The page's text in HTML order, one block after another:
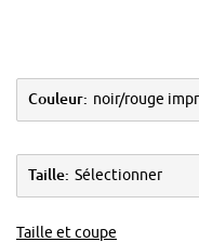
Couleur: noir/rouge
Taille: Sélectionner
Taille et coupe